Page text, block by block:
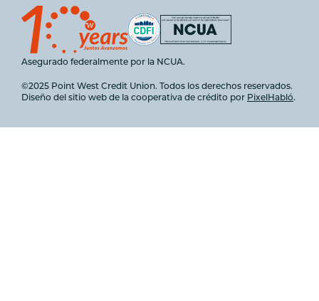
Asegurado federalmente por la NCUA.
©2025 Point West Credit Union. Todos los derechos reservados.
Diseño del sitio web de la cooperativa de crédito por PixelHabló.